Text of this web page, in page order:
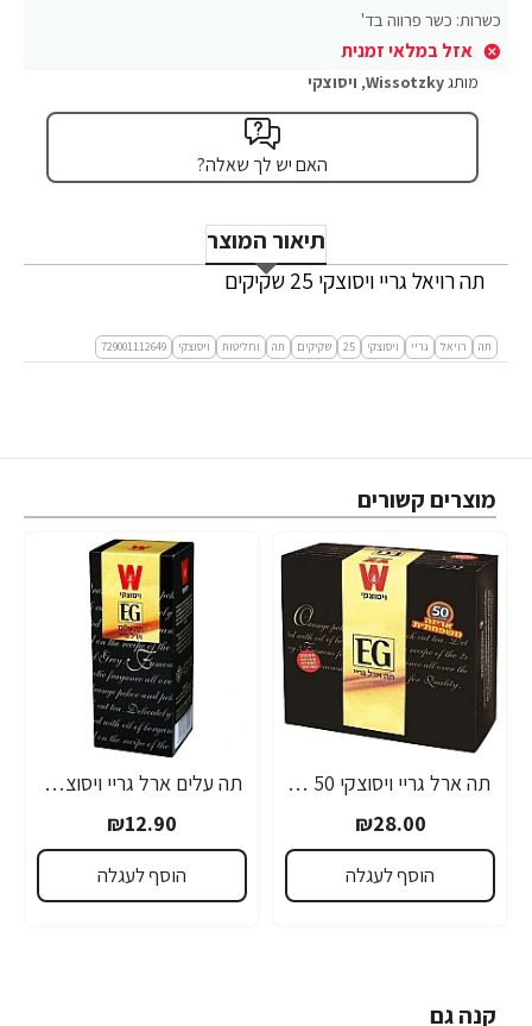
כשרות: כשר פרווה בד'
אזל במלאי זמנית
מותגWissotzky
, ויסוצקי
האם יש לך שאלה?
תיאור המוצר
תה רויאל גריי ויסוצקי 25 שקיקים
תה רויאל גריי ויסוצקי 25 שקיקים תה וחליטות ויסוצקי 729001112649
מוצרים קשורים
תה ארל גריי ויסוצקי 50 שקיקים
₪28.00
הוסף לעגלה
תה עלים ארל גריי ויסוצקי 100 גרם
₪12.90
הוסף לעגלה
קנה גם